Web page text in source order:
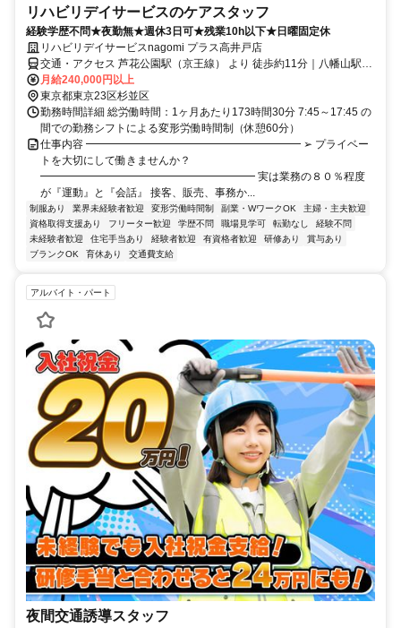
リハビリデイサービスのケアスタッフ
経験学歴不問★夜勤無★週休3日可★残業10h以下★日曜固定休
リハビリデイサービスnagomi プラス高井戸店
交通・アクセス 芦花公園駅（京王線） より 徒歩約11分｜八幡山駅
（京王線） より 徒歩約13分｜高井戸駅（京王井の頭線） より 徒歩約
15分
月給240,000円以上
東京都東京23区杉並区
勤務時間詳細 総労働時間：1ヶ月あたり173時間30分 7:45～17:45 の
間での勤務シフトによる変形労働時間制（休憩60分）
仕事内容 ━━━━━━━━━━━━━━━━━━━━ ➢ プライベー
トを大切にして働きませんか？
━━━━━━━━━━━━━━━━━━━━ 実は業務の８０％程度
が『運動』と『会話』 接客、販売、事務か...
制服あり 業界未経験者歓迎 変形労働時間制 副業・WワークOK
主婦・主夫歓迎
資格取得支援あり
フリーター歓迎 学歴不問 職場見学可 転勤なし
経験不問
未経験者歓迎
住宅手当あり 経験者歓迎 有資格者歓迎 研修あり
賞与あり
ブランクOK
育休あり 交通費支給
アルバイト・パート
夜間交通誘導スタッフ